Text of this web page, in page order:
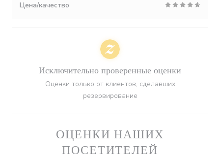
ОЦЕНКИ НАШИХ
ПОСЕТИТЕЛЕЙ
Цена/качество
Исключительно проверенные оценки
Оценки только от клиентов, сделавших
резервирование